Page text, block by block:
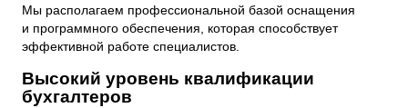
Мы располагаем профессиональной базой оснащения
и программного обеспечения, которая способствует
эффективной работе специалистов.
Высокий уровень квалификации
бухгалтеров